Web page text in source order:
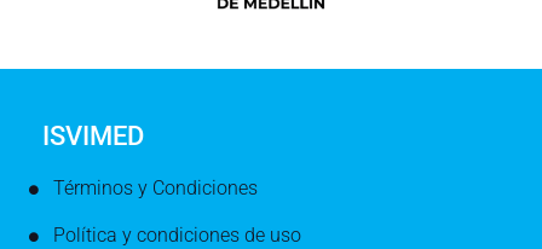
ISVIMED
Términos y Condiciones
Política y condiciones de uso